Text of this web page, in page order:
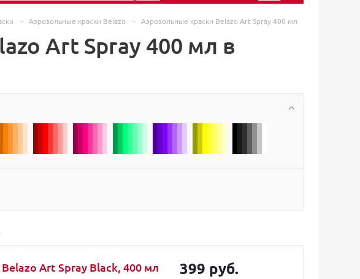
- Аэрозольные краски Belazo - Аэрозольные краски Belazo Art Spray 400 мл
Art Spray 400 мл в
Art Spray Black, 400 мл 399 руб.